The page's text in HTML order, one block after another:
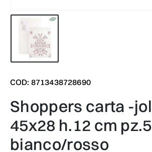
COD: 8713438728690
shoppers carta -jolly deer-
45x28 h.12 cm pz.5
bianco/rosso